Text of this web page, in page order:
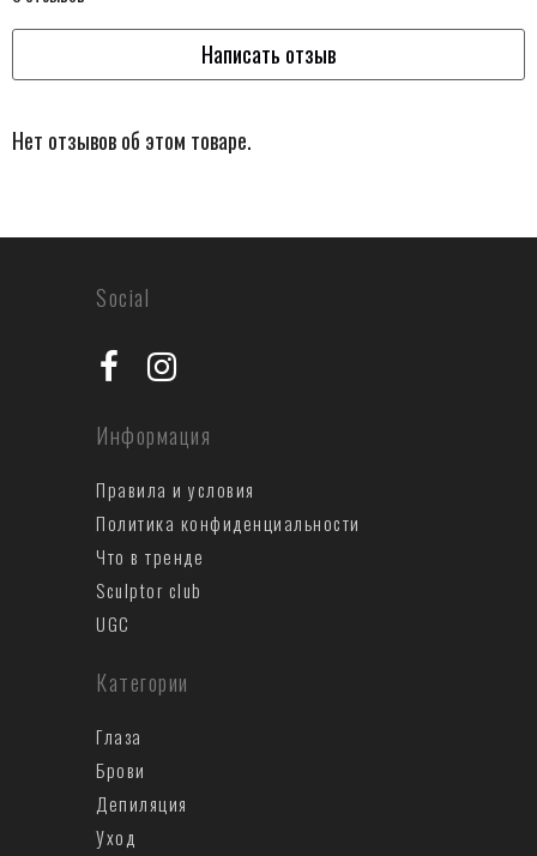
Написать отзыв
Нет отзывов об этом товаре.
Категории
Глаза
Брови
Депиляция
Уход
Информация
Правила и условия
Политика конфиденциальности
Что в тренде
Sculptor club
UGC
Social